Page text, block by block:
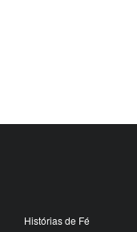
Histórias de Fé